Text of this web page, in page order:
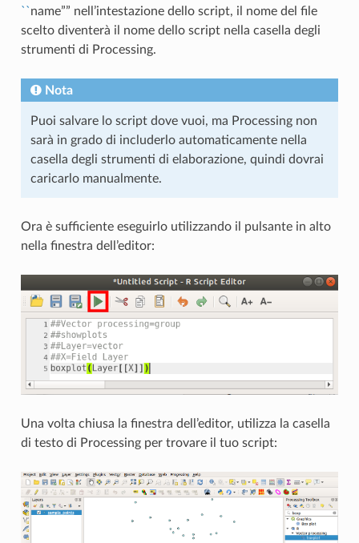
``name”” nell’intestazione dello script, il nome del file
scelto diventerà il nome dello script nella casella degli
strumenti di Processing.
Nota
Puoi salvare lo script dove vuoi, ma Processing non
sarà in grado di includerlo automaticamente nella
casella degli strumenti di elaborazione, quindi dovrai
caricarlo manualmente.
Ora è sufficiente eseguirlo utilizzando il pulsante in alto
nella finestra dell’editor:
Una volta chiusa la finestra dell’editor, utilizza la casella
di testo di Processing per trovare il tuo script: